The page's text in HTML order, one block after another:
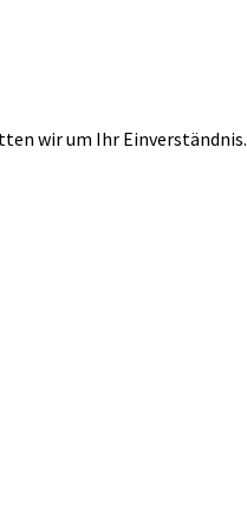
wir um Ihr Einverständnis.